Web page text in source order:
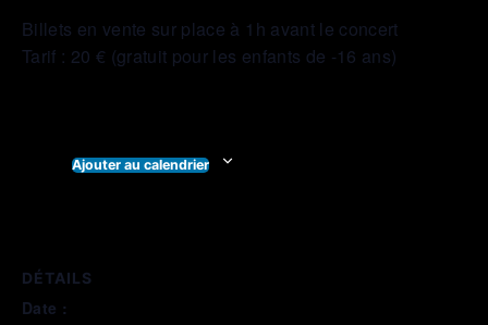
Billets en vente sur place à 1h avant le concert
Tarif : 20 € (gratuit pour les enfants de -16 ans)
Ajouter au calendrier
DÉTAILS
Date :